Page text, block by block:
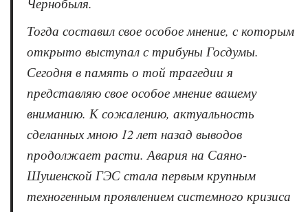
Тогда составил свое особое мнение, с которым
открыто выступал с трибуны Госдумы.
Сегодня в память о той трагедии я
представляю свое особое мнение вашему
вниманию. К сожалению, актуальность
сделанных мною 12 лет назад выводов
продолжает расти. Авария на Саяно-
Шушенской ГЭС стала первым крупным
техногенным проявлением системного кризиса